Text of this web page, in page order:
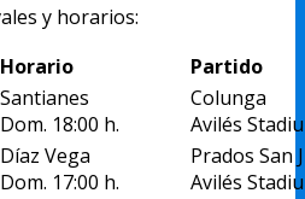
y horarios:
Horario
Partido
Santianes
Dom. 18:00 h.
Colunga
Avilés
Díaz Vega
Dom. 17:00 h.
Prados San
Avilés